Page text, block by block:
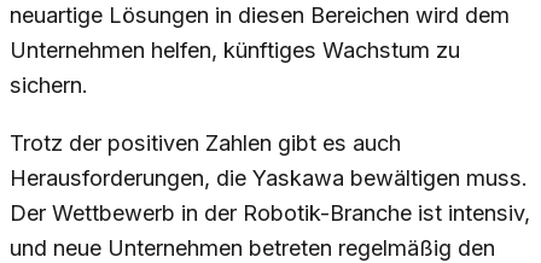
neuartige Lösungen in diesen Bereichen wird dem
Unternehmen helfen, künftiges Wachstum zu
sichern.
Trotz der positiven Zahlen gibt es auch
Herausforderungen, die Yaskawa bewältigen muss.
Der Wettbewerb in der Robotik-Branche ist intensiv,
und neue Unternehmen betreten regelmäßig den